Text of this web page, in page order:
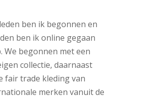
ben ik begonnen en
ben ik online gegaan
We begonnen met een
collectie, daarnaast
fair trade kleding van
merken vanuit de